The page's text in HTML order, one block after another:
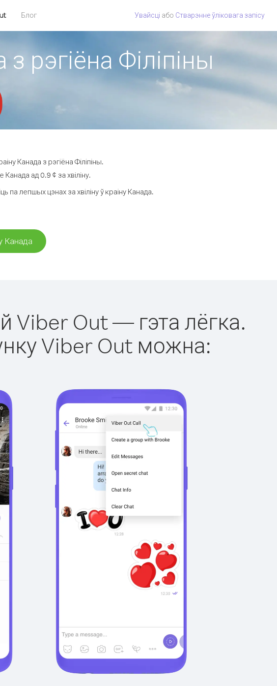
Блог Увайсці або Стварэнне ўліковага запісу
рэгіёна Філіпіны
Канада з рэгіёна Філіпіны.
ад 0.9 ¢ за хвіліну.
лепшых цэнах за хвіліну ў краіну Канада.
Канада
Viber Out — гэта лёгка.
Viber Out можна: